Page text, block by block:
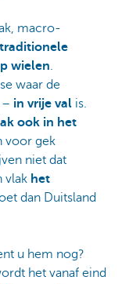
macro-
traditionele
wielen.
waar de
– in vrije val is.
ook in het
voor gek
niet dat
vlak het
dan Duitsland
u hem nog?
het vanaf eind